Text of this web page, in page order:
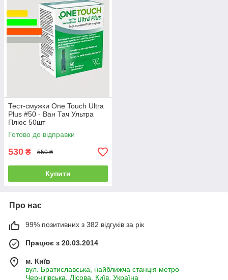
Тест-смужки One Touch Ultra
Plus #50 - Ван Тач Ультра
Плюс 50шт
Готово до відправки
530 ₴ 550 ₴
Купити
Про нас
99% позитивних з 382 відгуків за рік
Працює з 20.03.2014
м. Київ
вул. Братиславська, найближча станція метро
Чернігівська, Лісова, Київ, Україна